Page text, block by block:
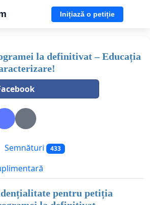
Inițiază o petiție
la definitivat – Educația
Semnături 433
pentru petiția